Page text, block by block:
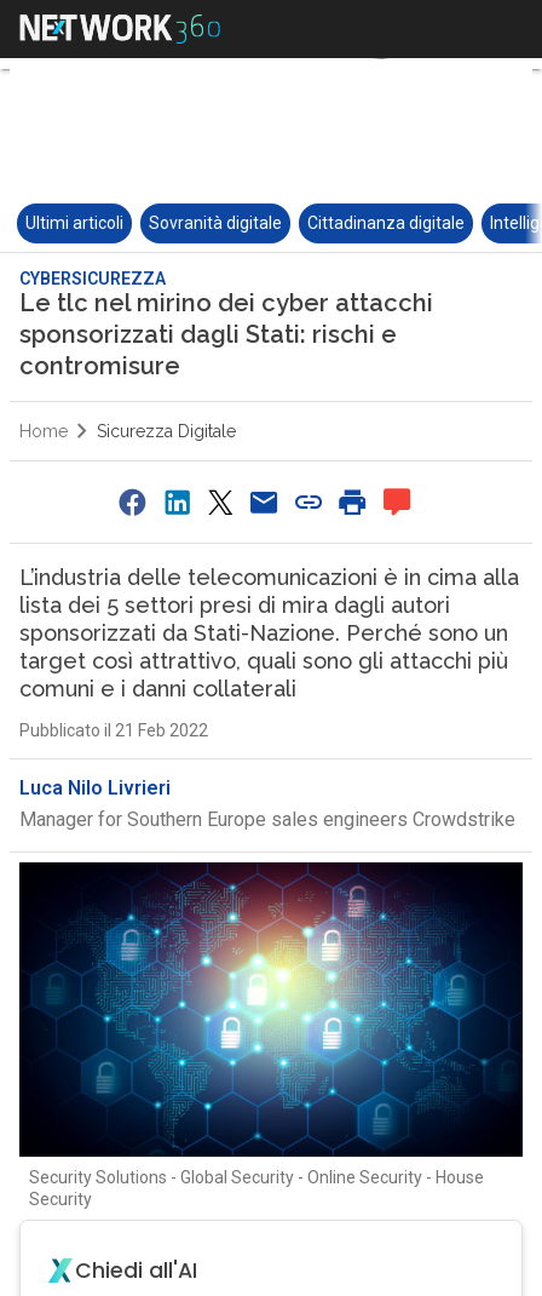
Ultimi articoli Sovranità digitale Cittadinanza digitale
CYBERSICUREZZA
Le tlc nel mirino dei cyber attacchi
sponsorizzati dagli Stati: rischi e
contromisure
Home Sicurezza Digitale
L’industria delle telecomunicazioni è in cima alla
lista dei 5 settori presi di mira dagli autori
sponsorizzati da Stati-Nazione. Perché sono un
target così attrattivo, quali sono gli attacchi più
comuni e i danni collaterali
Pubblicato il 21 Feb 2022
Luca Nilo Livrieri
Manager for Southern Europe sales engineers Crowdstrike
Security Solutions - Global Security - Online Security - House
Security
Chiedi all'AI